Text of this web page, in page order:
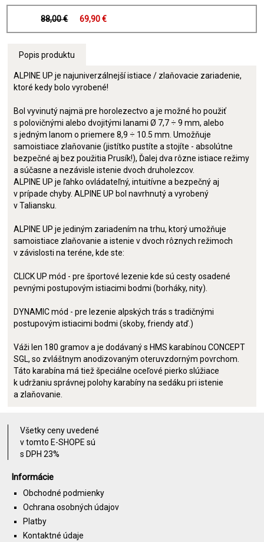
88,00 € 69,90 €
Popis produktu
ALPINE UP je najuniverzálnejší istiace / zlaňovacie zariadenie,
ktoré kedy bolo vyrobené!
Bol vyvinutý najmä pre horolezectvo a je možné ho použiť
s polovičnými alebo dvojitými lanami Ø 7,7 ÷ 9 mm, alebo
s jedným lanom o priemere 8,9 ÷ 10.5 mm. Umožňuje
samoistiace zlaňovanie (jistítko pustíte a stojíte - absolútne
bezpečné aj bez použitia Prusík!), Ďalej dva rôzne istiace režimy
a súčasne a nezávisle istenie dvoch druholezcov.
ALPINE UP je ľahko ovládateľný, intuitívne a bezpečný aj
v prípade chyby. ALPINE UP bol navrhnutý a vyrobený
v Taliansku.
ALPINE UP je jediným zariadením na trhu, ktorý umožňuje
samoistiace zlaňovanie a istenie v dvoch rôznych režimoch
v závislosti na teréne, kde ste:
CLICK UP mód - pre športové lezenie kde sú cesty osadené
pevnými postupovým istiacimi bodmi (borháky, nity).
DYNAMIC mód - pre lezenie alpských trás s tradičnými
postupovým istiacimi bodmi (skoby, friendy atď.)
Váži len 180 gramov a je dodávaný s HMS karabínou CONCEPT
SGL, so zvláštnym anodizovaným oteruvzdorným povrchom.
Táto karabína má tiež špeciálne oceľové pierko slúžiace
k udržaniu správnej polohy karabíny na sedáku pri istenie
a zlaňovanie.
Všetky ceny uvedené
v tomto E-SHOPE sú
s DPH 23%
Informácie
Obchodné podmienky
Ochrana osobných údajov
Platby
Kontaktné údaje